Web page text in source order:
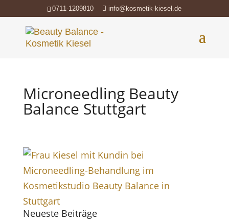
0711-1209810 info@kosmetik-kiesel.de
Microneedling Beauty
Balance Stuttgart
Neueste Beiträge